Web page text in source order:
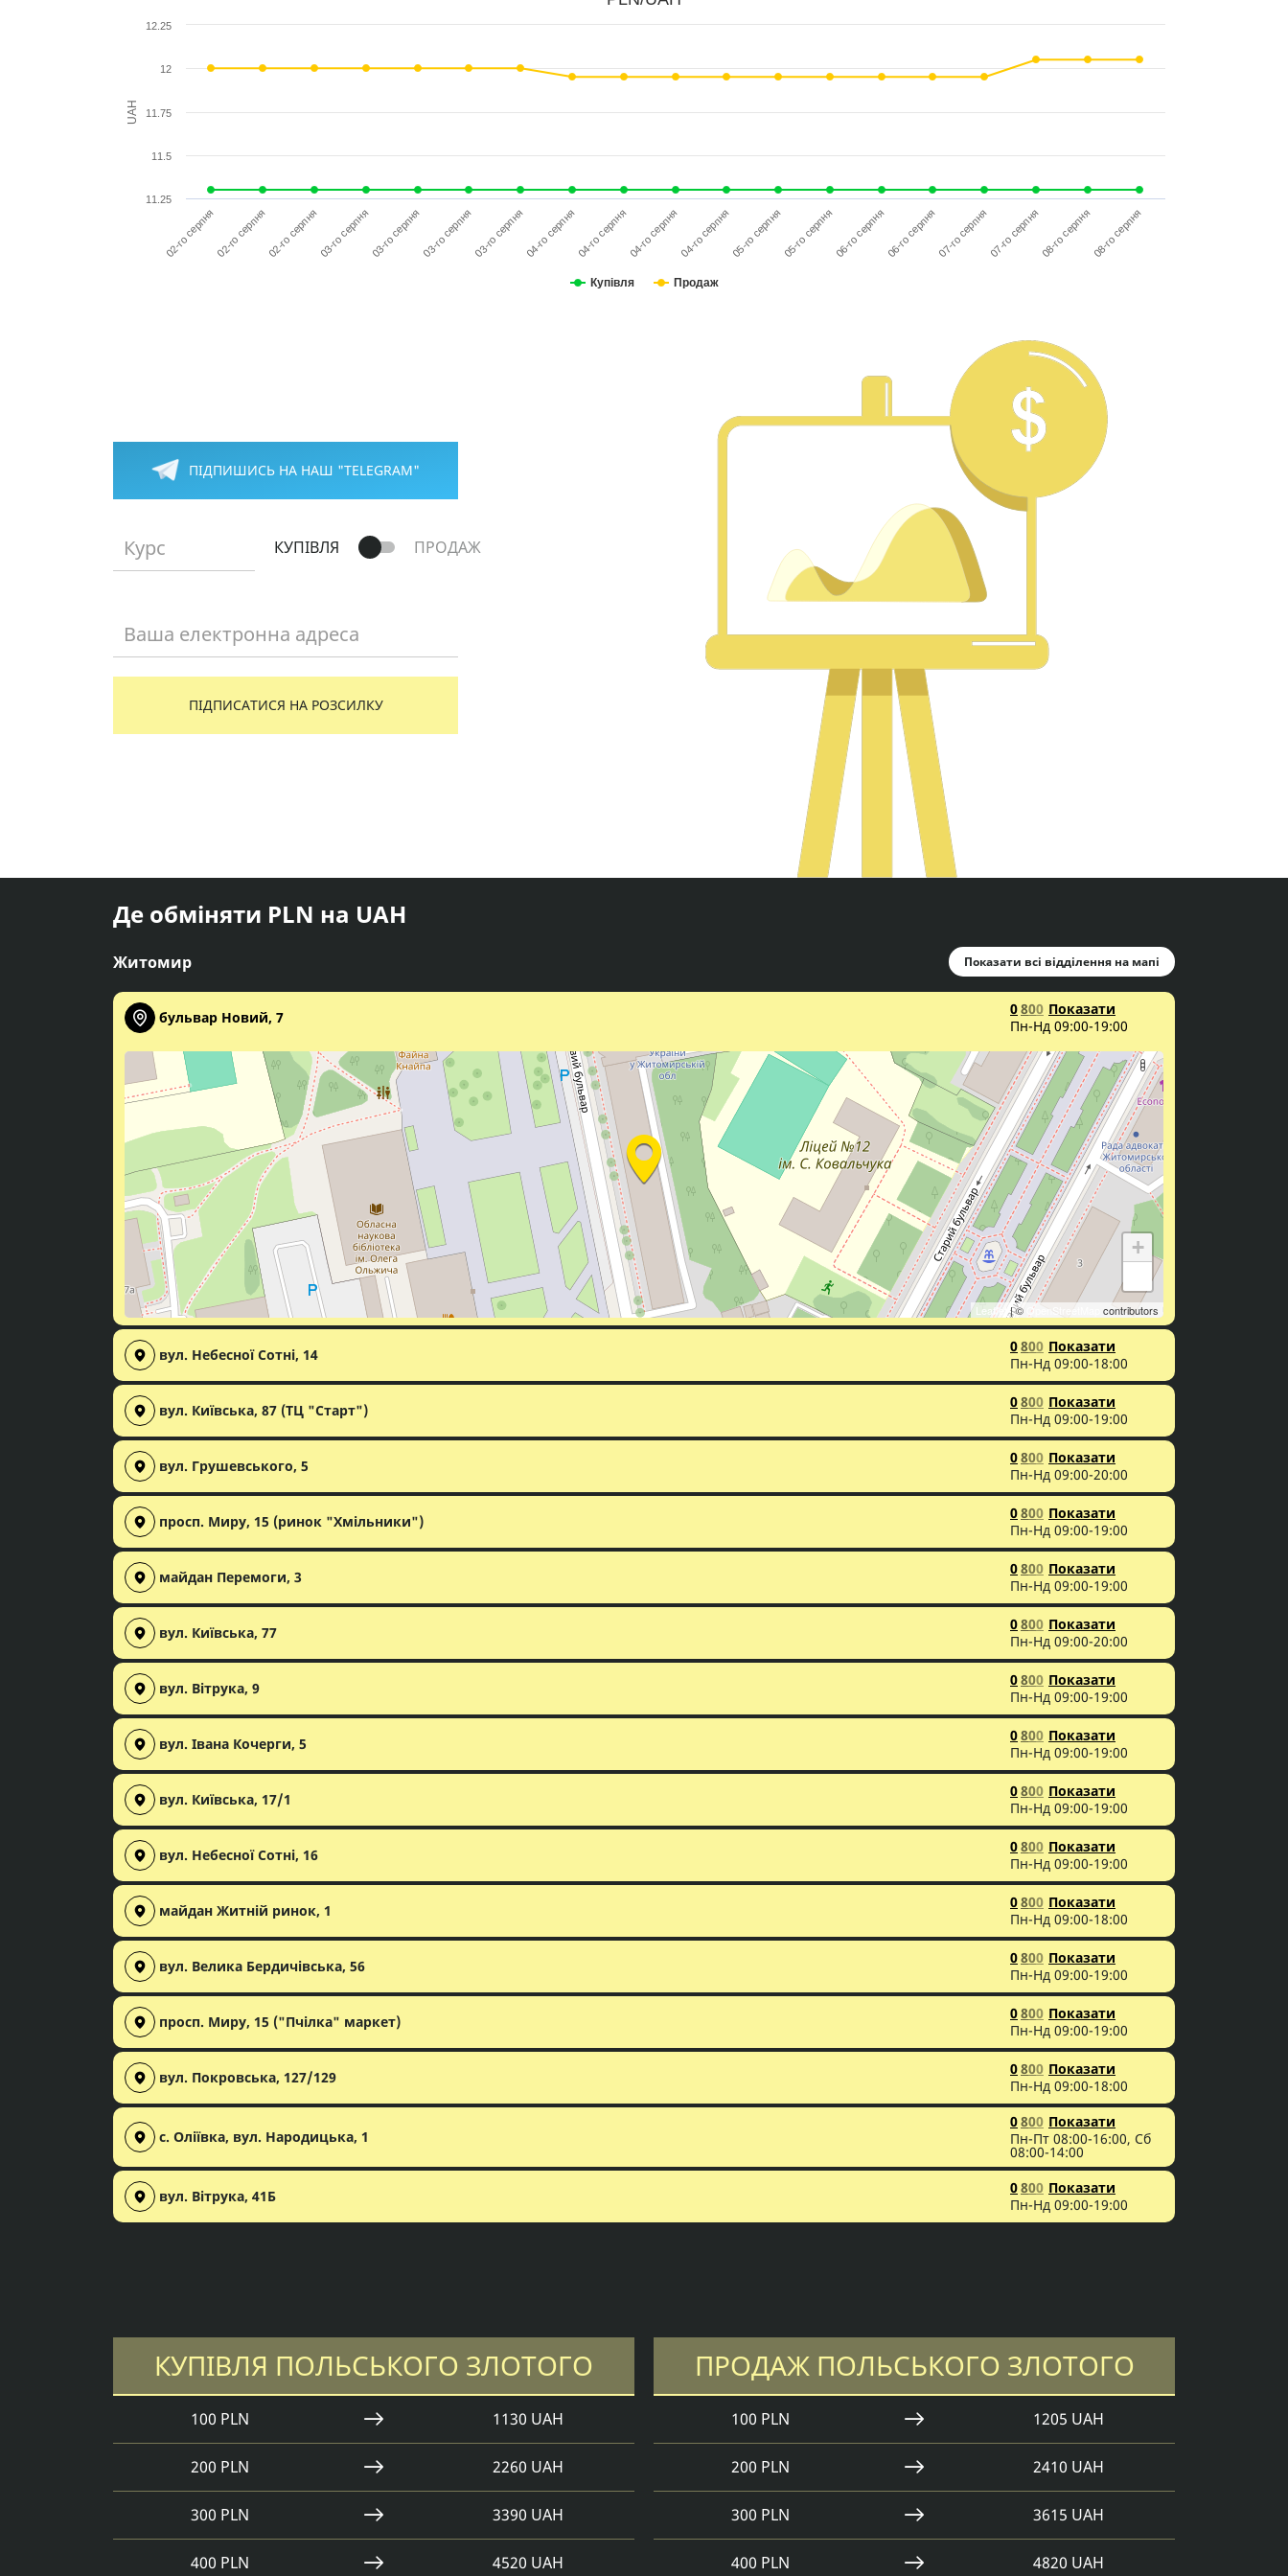
UAH
Купівля Продаж
02-го серпня 02-го серпня 02-го серпня 03-го серпня 03-го серпня 03-го серпня 03-го серпня 04-го серпня 04-го серпня 04-го серпня 04-го серпня05-го серпня05-го серпня 06-го серпня 06-го серпня 07-го серпня07-го серпня 08-го серпня 08-го серпня
11.25
11.5
11.75
12
12.25
ПІДПИШИСЬ НА НАШ "TELEGRAM"
Курс КУПІВЛЯ ПРОДАЖ
Ваша електронна адреса
ПІДПИСАТИСЯ НА РОЗСИЛКУ
Де обміняти PLN на UAH
Житомир Показати всі відділення на мапі
бульвар Новий, 7 0800 Показати
Пн-Нд 09:00-19:00
+
Leaflet | © OpenStreetMap contributors
вул. Небесної Сотні, 14 0800 Показати
Пн-Нд 09:00-18:00
вул. Київська, 87 (ТЦ "Старт") 0800 Показати
Пн-Нд 09:00-19:00
вул. Грушевського, 5 0800 Показати
Пн-Нд 09:00-20:00
просп. Миру, 15 (ринок "Хмільники") 0800 Показати
Пн-Нд 09:00-19:00
майдан Перемоги, 3 0800 Показати
Пн-Нд 09:00-19:00
вул. Київська, 77 0800 Показати
Пн-Нд 09:00-20:00
вул. Вітрука, 9 0800 Показати
Пн-Нд 09:00-19:00
вул. Івана Кочерги, 5 0800 Показати
Пн-Нд 09:00-19:00
вул. Київська, 17/1 0800 Показати
Пн-Нд 09:00-19:00
вул. Небесної Сотні, 16 0800 Показати
Пн-Нд 09:00-19:00
майдан Житній ринок, 1 0800 Показати
Пн-Нд 09:00-18:00
вул. Велика Бердичівська, 56 0800 Показати
Пн-Нд 09:00-19:00
просп. Миру, 15 ("Пчілка" маркет) 0800 Показати
Пн-Нд 09:00-19:00
вул. Покровська, 127/129 0800 Показати
Пн-Нд 09:00-18:00
с. Оліївка, вул. Народицька, 1
0800 Показати
Пн-Пт 08:00-16:00, Сб
08:00-14:00
вул. Вітрука, 41Б 0800 Показати
Пн-Нд 09:00-19:00
КУПІВЛЯ ПОЛЬСЬКОГО ЗЛОТОГО
100 PLN 1130 UAH
200 PLN 2260 UAH
300 PLN 3390 UAH
400 PLN 4520 UAH
ПРОДАЖ ПОЛЬСЬКОГО ЗЛОТОГО
100 PLN 1205 UAH
200 PLN 2410 UAH
300 PLN 3615 UAH
400 PLN 4820 UAH